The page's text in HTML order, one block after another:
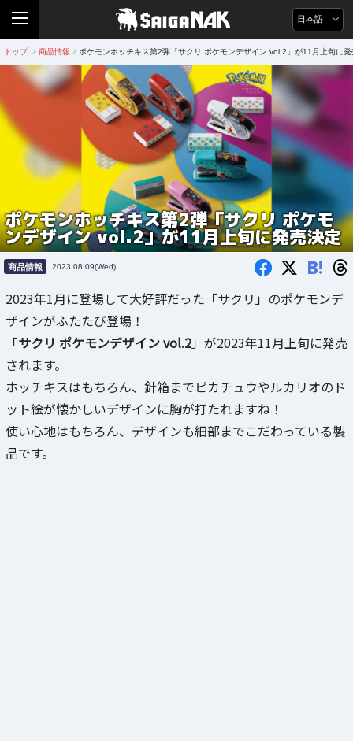
日本語
トップ > 商品情報 > ポケモンホッチキス第2弾「サクリ ポケモンデザイン vol.2」が11月上旬に発
ポケモンホッチキス第2弾「サクリ ポケモ
ンデザイン vol.2」が11月上旬に発売決定
商品情報 2023.08.09(Wed) B!
2023年1月に登場して大好評だった「サクリ」のポケモンデ
ザインがふたたび登場！
「サクリ ポケモンデザイン vol.2」が2023年11月上旬に発売
されます。
ホッチキスはもちろん、針箱までピカチュウやルカリオのド
ット絵が懐かしいデザインに胸が打たれますね！
使い心地はもちろん、デザインも細部までこだわっている製
品です。